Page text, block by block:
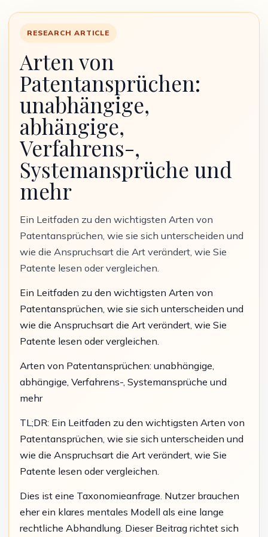
RESEARCH ARTICLE
Arten von
Patentansprüchen:
unabhängige,
abhängige,
Verfahrens-,
Systemansprüche und
mehr
Ein Leitfaden zu den wichtigsten Arten von
Patentansprüchen, wie sie sich unterscheiden und
wie die Anspruchsart die Art verändert, wie Sie
Patente lesen oder vergleichen.
Ein Leitfaden zu den wichtigsten Arten von
Patentansprüchen, wie sie sich unterscheiden und
wie die Anspruchsart die Art verändert, wie Sie
Patente lesen oder vergleichen.
Arten von Patentansprüchen: unabhängige,
abhängige, Verfahrens-, Systemansprüche und
mehr
TL;DR: Ein Leitfaden zu den wichtigsten Arten von
Patentansprüchen, wie sie sich unterscheiden und
wie die Anspruchsart die Art verändert, wie Sie
Patente lesen oder vergleichen.
Dies ist eine Taxonomieanfrage. Nutzer brauchen
eher ein klares mentales Modell als eine lange
rechtliche Abhandlung. Dieser Beitrag richtet sich